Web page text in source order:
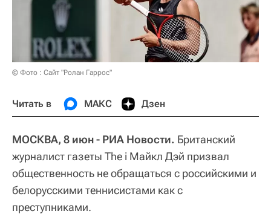
© Фото : Сайт "Ролан Гаррос"
Читать в МАКС Дзен
МОСКВА, 8 июн - РИА Новости. Британский
журналист газеты The i Майкл Дэй призвал
общественность не обращаться с российскими и
белорусскими теннисистами как с
преступниками.